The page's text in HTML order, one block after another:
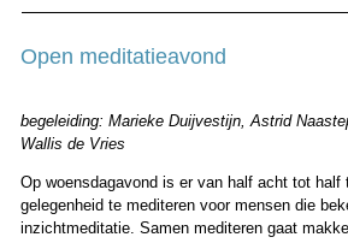
Open meditatieavond
begeleiding: Marieke Duijvestijn, Astrid
Wallis de Vries
Op woensdagavond is er van half acht tot half
gelegenheid te mediteren voor mensen die
inzichtmeditatie. Samen mediteren gaat